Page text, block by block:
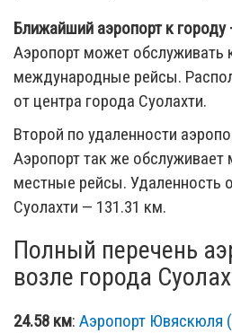
Ближайший аэропорт к городу
Аэропорт может обслуживать
международные рейсы.
от центра города Суолахти.
Второй по удаленности
Аэропорт так же
местные рейсы. Удаленность
Суолахти — 131.31 км.
Полный перечень
возле города
24.58 км: Аэропорт Ювяскюля